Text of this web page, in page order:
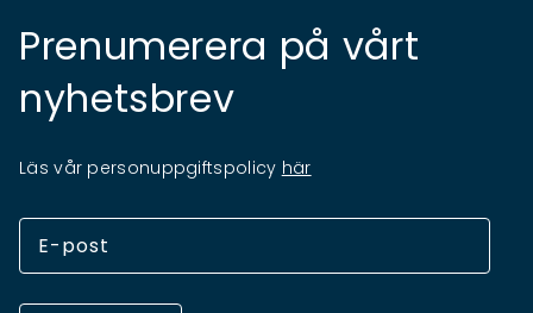
Prenumerera på vårt
nyhetsbrev
Läs vår personuppgiftspolicy här